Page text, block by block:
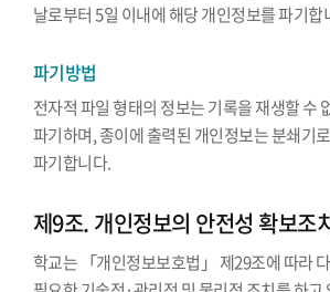
날로부터 5일 이내에 해당 개인정보를 파기합
파기방법
전자적 파일 형태의 정보는 기록을 재생할 수
파기하며, 종이에 출력된 개인정보는 분쇄기
파기합니다.
제9조. 개인정보의 안전성 확보조
학교는 「개인정보보호법」 제29조에 따라